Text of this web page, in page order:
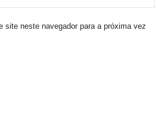
site neste navegador para a próxima vez